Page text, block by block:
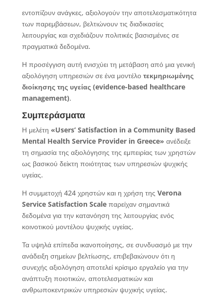
εντοπίζουν ανάγκες, αξιολογούν την αποτελεσματικότητα
των παρεμβάσεων, βελτιώνουν τις διαδικασίες
λειτουργίας και σχεδιάζουν πολιτικές βασισμένες σε
πραγματικά δεδομένα.
Η προσέγγιση αυτή ενισχύει τη μετάβαση από μια γενική
αξιολόγηση υπηρεσιών σε ένα μοντέλο τεκμηριωμένης
διοίκησης της υγείας (evidence-based healthcare
management).
Συμπεράσματα
Η μελέτη «Users’ SatisfactioninaCommunityBased
MentalHealthServiceProviderinGreece» ανέδειξε
τη σημασία της αξιολόγησης της εμπειρίας των χρηστών
ως βασικού δείκτη ποιότητας των υπηρεσιών ψυχικής
υγείας.
Η συμμετοχή 424 χρηστών και η χρήση της Verona
ServiceSatisfactionScaleπαρείχαν σημαντικά
δεδομένα για την κατανόηση της λειτουργίας ενός
κοινοτικού μοντέλου ψυχικής υγείας.
Τα υψηλά επίπεδα ικανοποίησης, σε συνδυασμό με την
ανάδειξη σημείων βελτίωσης, επιβεβαιώνουν ότι η
συνεχής αξιολόγηση αποτελεί κρίσιμο εργαλείο για την
ανάπτυξη ποιοτικών, αποτελεσματικών και
ανθρωποκεντρικών υπηρεσιών ψυχικής υγείας.